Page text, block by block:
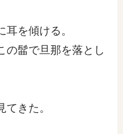
を傾ける。
の髷で旦那を落とし
きた。